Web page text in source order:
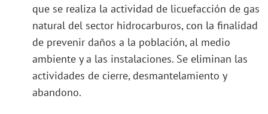
que se realiza la actividad de licuefacción de gas
natural del sector hidrocarburos, con la finalidad
de prevenir daños a la población, al medio
ambiente y a las instalaciones. Se eliminan las
actividades de cierre, desmantelamiento y
abandono.